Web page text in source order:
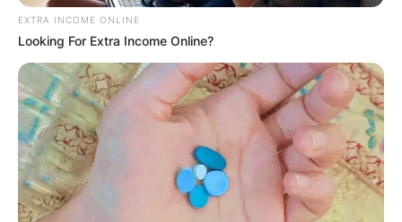
EXTRA INCOME ONLINE
Looking For Extra Income Online?